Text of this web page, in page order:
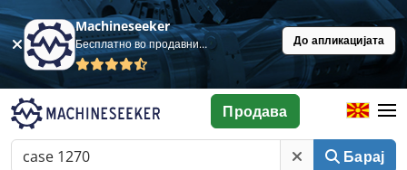
Machineseeker
Бесплатно во продавница До апликацијата
Барај
Продава